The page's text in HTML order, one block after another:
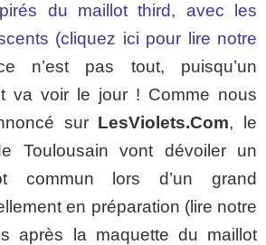
du maillot third, avec les
(cliquez ici pour lire notre
n’est pas tout, puisqu’un
va voir le jour ! Comme nous
sur LesViolets.Com, le
Toulousain vont dévoiler un
commun lors d’un grand
en préparation (lire notre
après la maquette du maillot